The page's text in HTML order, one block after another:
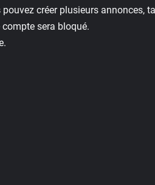
créer plusieurs annonces,
sera bloqué.